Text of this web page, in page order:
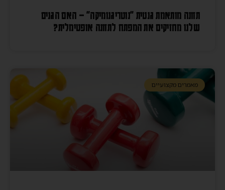
תזונה מותאמת גנטית "נוטריגנומיקה" – האם הגנים
שלנו מחזיקים את המפתח לתזונה אופטימלית?
מאמרים מקצועיים